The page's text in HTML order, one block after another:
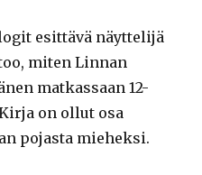
esittävä näyttelijä
miten Linnan
matkassaan 12-
on ollut osa
pojasta mieheksi.